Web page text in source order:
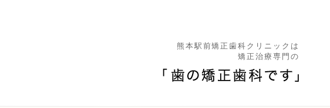
熊本駅前矯正歯科クリニックは
矯正治療専門の